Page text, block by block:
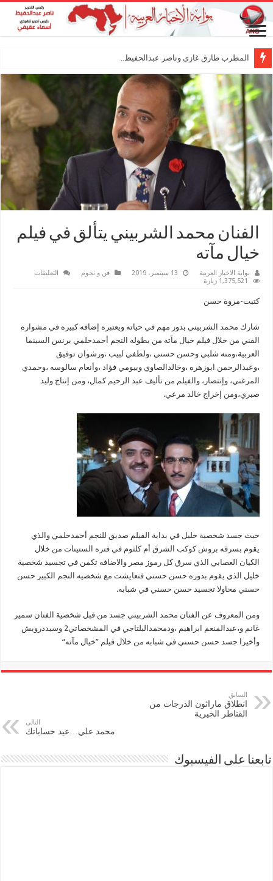
المطرب طارق غازي وناصر عبدالحفيظ.. شراكة فن
الفنان محمد الشربيني يتألق في فيلم
خيال مآته
بوابة الاخبار العربية 13 سبتمبر، 2019 فن و نجوم التعليقات
خيال
مآته
مغلقة
1,375,521 زيارة
كتبت-مروة حسن
شارك محمد الشربيني بدور مهم في حياته ويعتبره إضافه كبيره في مشواره
الفني من خلال فيلم خيال مآته من بطوله النجم أحمدحلمي برنس السينما
العربية،ومنه شلبي وحسن حسني ،ولطفي لبيب ،ورشوان توفيق
،وعبدالرحمن ابوزهره ،وخالدالصاوي وبيومي فؤاد ،وأنعام سالوسه ،وحمدي
المرغني، وإنتصار، والفيلم من تأليف عبد الرحيم كمال، ومن إنتاج وليد
صبري،ومن إخراج خالد مرعي.
حيث جسد شخصية خليل في بداية الفيلم صديق للنجم أحمدحلمي والذي
يقوم بسرقه بروش كوكب الشرق أم كلثوم في فتره الستينات من خلال
الكيان العصابي الذي سرق كل رموز مصر والاضافه تكمن في تجسيد شخصية
خليل الذي يقوم بدوره حسن حسني فتعايشت مع شخصيه النجم الكبير حسن
حسني محاولا تجسيد حسن حسني في شبابه.
ومن المعروف عن الفنان محمد الشربيني جسد من قبل شخصية الفنان سمير
غانم و،عبدالمنعم ابراهيم ،ودمحمدالبلتاجي في المشخصاتي2 وسيددرويش
وأخيرا جسد حسن حسني في شبابه من خلال فيلم ”خيال مآته“
السابق
انطلاق ماراثون الدرجات من
القناطر الخيرية
التالي
محمد علي…عيد حساباتك
تابعنا على الفيسبوك